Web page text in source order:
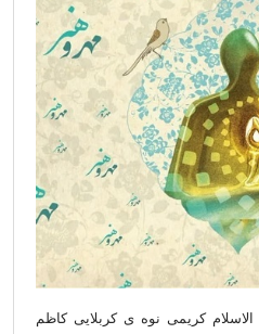
کریمی نوه ی کربلایی کاظم